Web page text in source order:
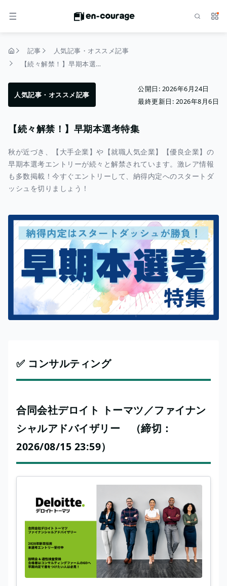
メニュー サ
記事
人気記事・オススメ記事
【続々解禁！】早期本選考特集
人気記事・オススメ記事
公開日: 2026年6月24日
最終更新日: 2026年8月6日
【続々解禁！】早期本選考特集
秋が近づき、【大手企業】や【就職人気企業】【優良企業】の
早期本選考エントリーが続々と解禁されています。激レア情報
も多数掲載！今すぐエントリーして、納得内定へのスタートダ
ッシュを切りましょう！
✅ コンサルティング
合同会社デロイト トーマツ／ファイナン
シャルアドバイザリー （締切：
2026/08/15 23:59）